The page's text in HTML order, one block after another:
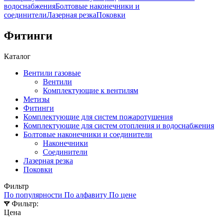
водоснабженияБолтовые наконечники и
соединителиЛазерная резкаПоковки
Фитинги
Каталог
Вентили газовые
Вентили
Комплектующие к вентилям
Метизы
Фитинги
Комплектующие для систем пожаротушения
Комплектующие для систем отопления и водоснабжения
Болтовые наконечники и соединители
Наконечники
Соединители
Лазерная резка
Поковки
Фильтр
По популярности По алфавиту По цене
Фильтр:
Цена